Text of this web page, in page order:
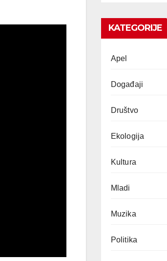
KATEGORIJE
Apel
Događaji
Društvo
Ekologija
Kultura
Mladi
Muzika
Politika